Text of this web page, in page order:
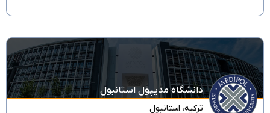
دانشگاه مدیپول استانبول
ترکیه، استانبول